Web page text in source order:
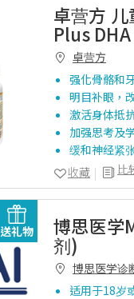
卓营方
Plus
卓营方
强化骨骼和
明目补眼，
激活身体抵
加强思考及
缓和神经紧
比
收藏
送礼物 博思医学
剂)
博思医学诊
适用于18岁